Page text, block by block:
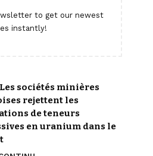
to get our newest
instantly!
Les sociétés minières
rejettent les
de teneurs
en uranium dans le